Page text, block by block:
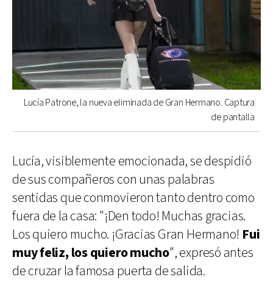
Lucía Patrone, la nueva eliminada de Gran Hermano. Captura
de pantalla
Lucía, visiblemente emocionada, se despidió
de sus compañeros con unas palabras
sentidas que conmovieron tanto dentro como
fuera de la casa: "¡Den todo! Muchas gracias.
Los quiero mucho. ¡Gracias Gran Hermano! Fui
muy feliz, los quiero mucho", expresó antes
de cruzar la famosa puerta de salida.